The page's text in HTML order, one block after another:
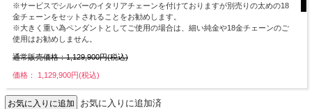
※サービスでシルバーのイタリアチェーンを付けておりますが別売りの太めの18
金チェーンをセットされることをお勧めします。
※大きく重い為ペンダントとしてご使用の場合は、細い純金や18金チェーンのご
使用はお勧めしません。
通常販売価格：1,129,900円(税込)
価格： 1,129,900円(税込)
お気に入りに追加済